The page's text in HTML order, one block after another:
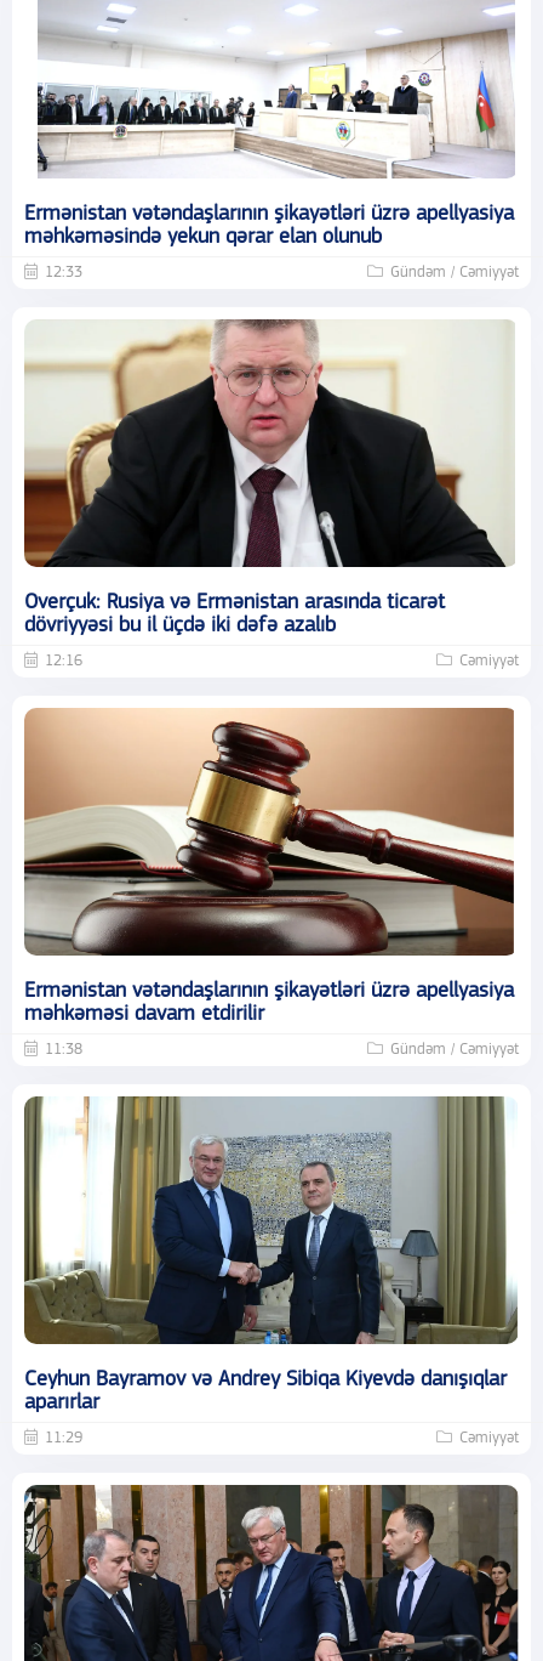
Ermənistan vətəndaşlarının şikayətləri üzrə apellyasiya
məhkəməsində yekun qərar elan olunub
12:33 Gündəm / Cəmiyyət
Overçuk: Rusiya və Ermənistan arasında ticarət
dövriyyəsi bu il üçdə iki dəfə azalıb
12:16 Cəmiyyət
Ermənistan vətəndaşlarının şikayətləri üzrə apellyasiya
məhkəməsi davam etdirilir
11:38 Gündəm / Cəmiyyət
Ceyhun Bayramov və Andrey Sibiqa Kiyevdə danışıqlar
aparırlar
11:29 Cəmiyyət